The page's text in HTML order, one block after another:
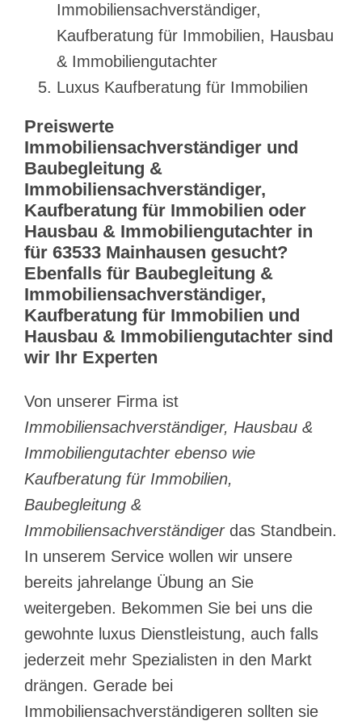
Immobiliensachverständiger,
Kaufberatung für Immobilien, Hausbau
& Immobiliengutachter
Luxus Kaufberatung für Immobilien
Preiswerte
Immobiliensachverständiger und
Baubegleitung &
Immobiliensachverständiger,
Kaufberatung für Immobilien oder
Hausbau & Immobiliengutachter in
für 63533 Mainhausen gesucht?
Ebenfalls für Baubegleitung &
Immobiliensachverständiger,
Kaufberatung für Immobilien und
Hausbau & Immobiliengutachter sind
wir Ihr Experten
Von unserer Firma ist
Immobiliensachverständiger, Hausbau &
Immobiliengutachter ebenso wie
Kaufberatung für Immobilien,
Baubegleitung &
Immobiliensachverständigerdas Standbein.
In unserem Service wollen wir unsere
bereits jahrelange Übung an Sie
weitergeben. Bekommen Sie bei uns die
gewohnte luxus Dienstleistung, auch falls
jederzeit mehr Spezialisten in den Markt
drängen. Gerade bei
Immobiliensachverständigeren sollten sie